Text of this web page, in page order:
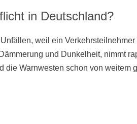
in Deutschland?
weil ein
und Dunkelheit, nimmt
Warnwesten schon von weitem